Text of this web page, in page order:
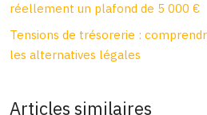
réellement un plafond de 5 000 €
Tensions de trésorerie :
les alternatives légales
Articles similaires